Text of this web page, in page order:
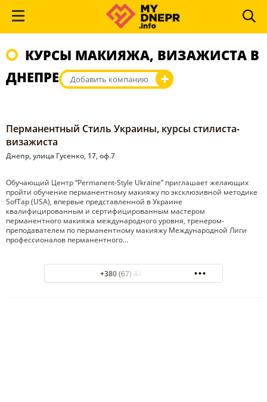
КУРСЫ МАКИЯЖА, ВИЗАЖИСТА В
ДНЕПРЕ
Добавить компанию
Перманентный Стиль Украины, курсы стилиста-
визажиста
Днепр, улица Гусенко, 17, оф.7
Обучающий Центр “Permanent-Style Ukraine” приглашает желающих
пройти обучение перманентному макияжу по эксклюзивной методике
SofTap (USA), впервые представленной в Украине
квалифицированным и сертифицированным мастером
перманентного макияжа международного уровня, тренером-
преподавателем по перманентному макияжу Международной Лиги
профессионалов перманентного…
+380 (67) 444-66-54